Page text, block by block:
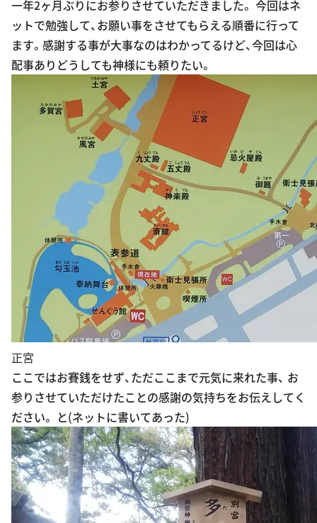
一年2ヶ月ぶりにお参りさせていただきました。 今回はネ
ットで勉強して、お願い事をさせてもらえる順番に行って
ます。感謝する事が大事なのはわかってるけど、今回は心
配事ありどうしても神様にも頼りたい。
正宮
ここではお賽銭をせず、ただここまで元気に来れた事、 お
参りさせていただけたことの感謝の気持ちをお伝えしてく
ださい。 と(ネットに書いてあった)